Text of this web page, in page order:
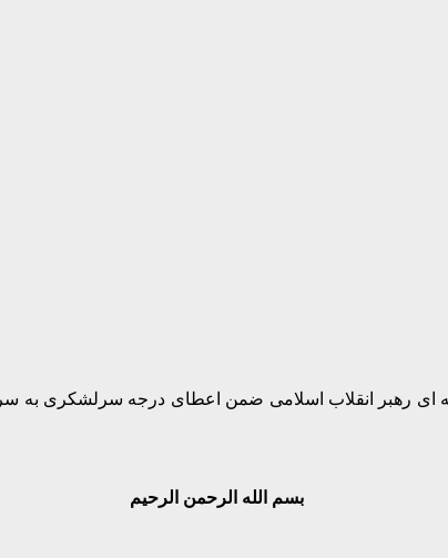
رهبر انقلاب اسلامی ضمن اعطای درجه سرلشکری به
بسم الله الرحمن الرحیم